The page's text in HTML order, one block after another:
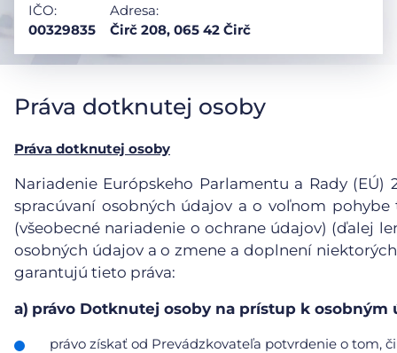
IČO:
00329835
Adresa:
Čirč 208, 065 42 Čirč
Práva dotknutej osoby
Práva dotknutej osoby
Nariadenie Európskeho Parlamentu a Rady (EÚ)
spracúvaní osobných údajov a o voľnom
(všeobecné nariadenie o ochrane údajov) (ďalej
osobných údajov a o zmene a doplnení
garantujú tieto práva:
a) právo Dotknutej osoby na prístup k osobným
právo získať od Prevádzkovateľa potvrdenie o tom,